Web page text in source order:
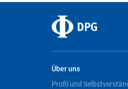
Über uns
Profil und